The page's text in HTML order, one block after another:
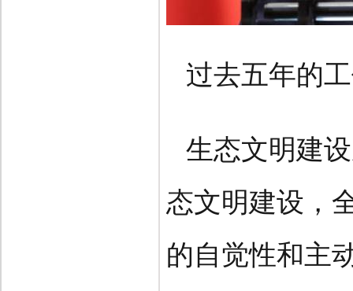
过去五年的
生态文明建
态文明建设，
的自觉性和主